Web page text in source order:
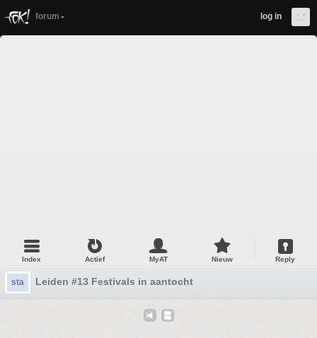
forum log in
Index Actief MyAT Nieuw Reply
sta Leiden #13 Festivals in aantocht